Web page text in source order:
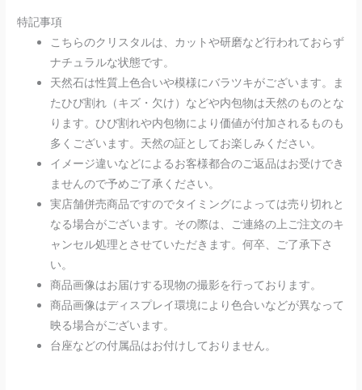
特記事項
こちらのクリスタルは、カットや研磨など行われておらず
ナチュラルな状態です。
天然石は性質上色合いや模様にバラツキがございます。ま
たひび割れ（キズ・欠け）などや内包物は天然のものとな
ります。ひび割れや内包物により価値が付加されるものも
多くございます。天然の証としてお楽しみください。
イメージ違いなどによるお客様都合のご返品はお受けでき
ませんので予めご了承ください。
実店舗併売商品ですのでタイミングによっては売り切れと
なる場合がございます。その際は、ご連絡の上ご注文のキ
ャンセル処理とさせていただきます。何卒、ご了承下さ
い。
商品画像はお届けする現物の撮影を行っております。
商品画像はディスプレイ環境により色合いなどが異なって
映る場合がございます。
台座などの付属品はお付けしておりません。